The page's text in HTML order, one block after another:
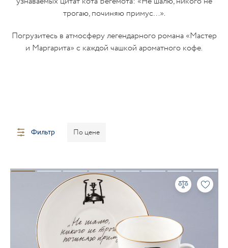
трогаю, починяю примус…».
Погрузитесь в атмосферу легендарного романа «Мастер
и Маргарита» с каждой чашкой ароматного кофе.
Фильтр По цене